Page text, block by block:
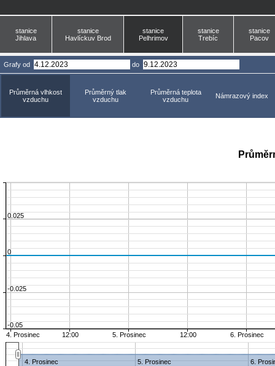
stanice
Jihlava
stanice
Havlíckuv Brod
stanice
Pelhrimov
stanice
Trebíc
stanice
Pacov
Grafy od do
Průměrná vlhkost
vzduchu
Průměrný tlak
vzduchu
Průměrná teplota
vzduchu
Námrazový index
4. Prosinec 12:00 5. Prosinec 12:00 6. Prosinec
0
-0.05
-0.025
0.025
4. Prosinec 5. Prosinec 6.